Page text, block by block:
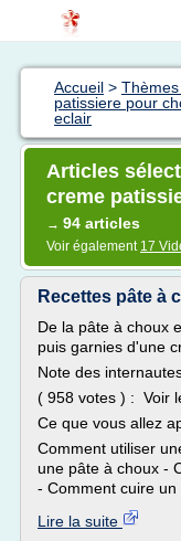
Accueil >
patissiere pour
eclair
Articles
creme
→ 94 articles
Voir également 17
Recettes pâte à
De la pâte à choux
puis garnies d'une
Note des
( 958 votes ) : Voir
Ce que vous allez
Comment utiliser
une pâte à choux -
- Comment cuire un
Lire la suite